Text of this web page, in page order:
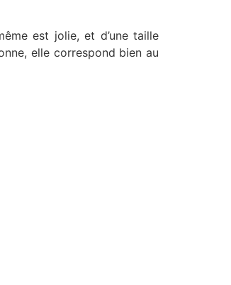
est jolie, et d’une taille
elle correspond bien au